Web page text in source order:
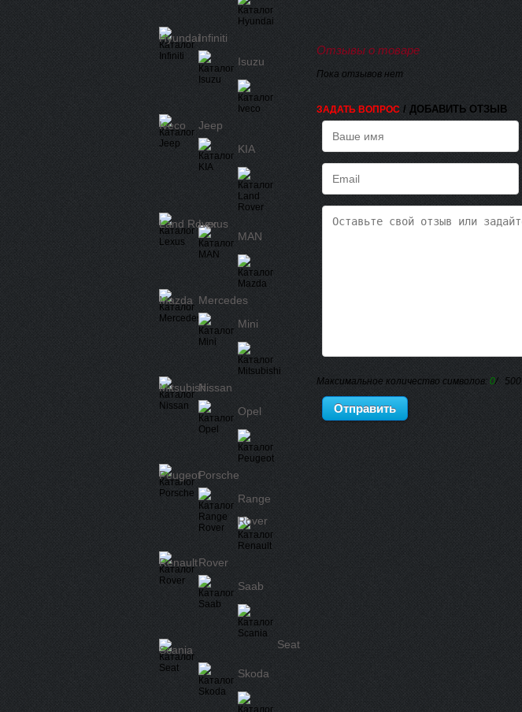
Отзывы о товаре
Пока отзывов нет
ЗАДАТЬ ВОПРОС / ДОБАВИТЬ ОТЗЫВ
Максимальное количество символов: 0/ 500
HyundaiInfiniti
Isuzu
Iveco
Jeep
KIA
Land Rover
Lexus
MAN
Mazda Mercedes
Mini
MitsubishiNissan
Opel
PeugeotPorsche
Range
Rover
RenaultRover
Saab
Scania Seat
Skoda